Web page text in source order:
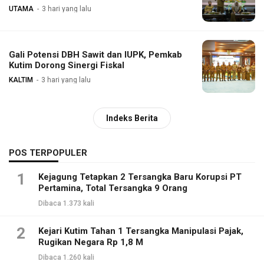
UTAMA 3 hari yang lalu
Gali Potensi DBH Sawit dan IUPK, Pemkab
Kutim Dorong Sinergi Fiskal
KALTIM 3 hari yang lalu
Indeks Berita
POS TERPOPULER
1
Kejagung Tetapkan 2 Tersangka Baru Korupsi PT
Pertamina, Total Tersangka 9 Orang
Dibaca 1.373 kali
2
Kejari Kutim Tahan 1 Tersangka Manipulasi Pajak,
Rugikan Negara Rp 1,8 M
Dibaca 1.260 kali